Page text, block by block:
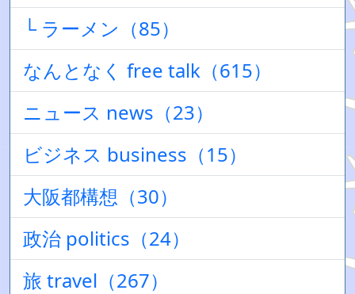
└ ラーメン（85）
なんとなく free talk（615）
ニュース news（23）
ビジネス business（15）
大阪都構想（30）
政治 politics（24）
旅 travel（267）